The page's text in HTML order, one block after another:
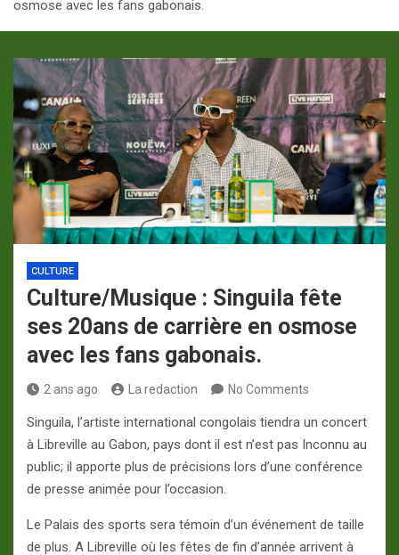
osmose avec les fans gabonais.
CULTURE
Culture/Musique : Singuila fête
ses 20ans de carrière en osmose
avec les fans gabonais.
2 ans ago La redaction No Comments
Singuila, l’artiste international congolais tiendra un concert
à Libreville au Gabon, pays dont il est n’est pas Inconnu au
public; il apporte plus de précisions lors d’une conférence
de presse animée pour l’occasion.
Le Palais des sports sera témoin d’un événement de taille
de plus. A Libreville où les fêtes de fin d’année arrivent à
p